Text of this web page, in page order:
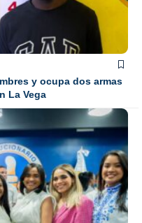
y ocupa dos armas
La Vega